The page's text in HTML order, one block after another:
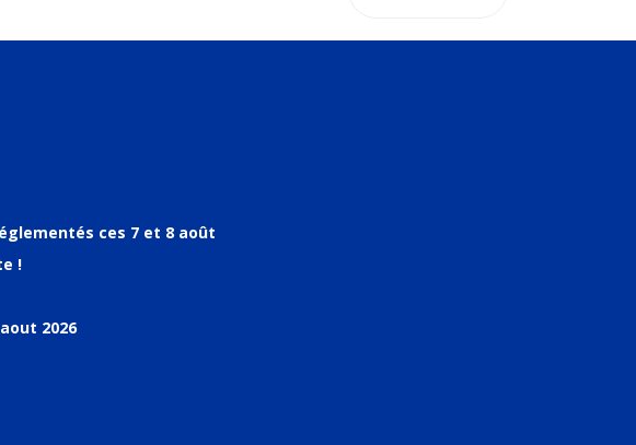
ces 7 et 8 août
!
2026